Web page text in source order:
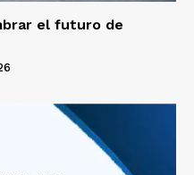
el futuro de